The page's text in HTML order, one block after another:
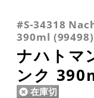
コリンズグラ
#S-34318
390ml (99498)
ナハトマ
ンク
在庫切